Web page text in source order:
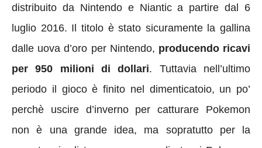
distribuito da Nintendo e Niantic a partire dal 6
luglio 2016. Il titolo è stato sicuramente la gallina
dalle uova d’oro per Nintendo, producendo ricavi
per 950 milioni di dollari. Tuttavia nell’ultimo
periodo il gioco è finito nel dimenticatoio, un po’
perchè uscire d’inverno per catturare Pokemon
non è una grande idea, ma sopratutto per la